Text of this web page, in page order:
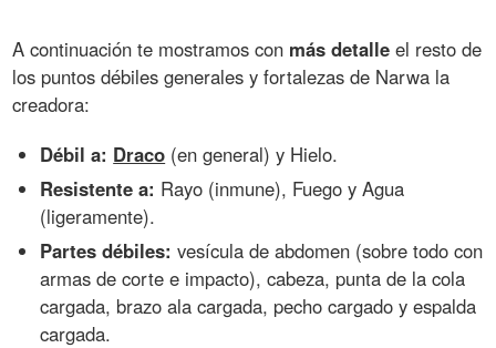
A continuación te mostramos con más detalle el resto de
los puntos débiles generales y fortalezas de Narwa la
creadora:
Débil a: Draco (en general) y Hielo.
Resistente a: Rayo (inmune), Fuego y Agua
(ligeramente).
Partes débiles: vesícula de abdomen (sobre todo con
armas de corte e impacto), cabeza, punta de la cola
cargada, brazo ala cargada, pecho cargado y espalda
cargada.